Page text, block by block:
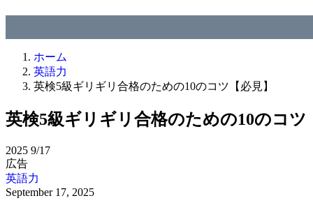
ホーム
英語力
英検5級ギリギリ合格のための10のコツ【必見】
英検5級ギリギリ合格のための10のコツ
2025 9/17
広告
英語力
September 17, 2025